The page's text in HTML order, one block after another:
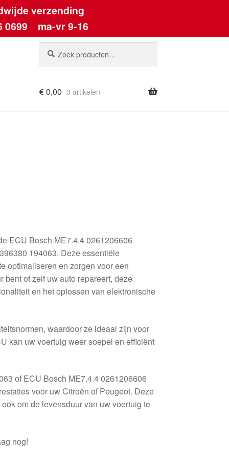
verzending
0699 ma-vr 9-16
naar:
€0,00 0 artikelen
ECU Bosch ME7.4.4 0261206606
194063. Deze essentiële
optimaliseren en zorgen voor een
bent of zelf uw auto repareert, deze
en het oplossen van elektronische
waardoor ze ideaal zijn voor
kan uw voertuig weer soepel en efficiënt
of ECU Bosch ME7.4.4 0261206606
voor uw Citroën of Peugeot. Deze
om de levensduur van uw voertuig te
nog!